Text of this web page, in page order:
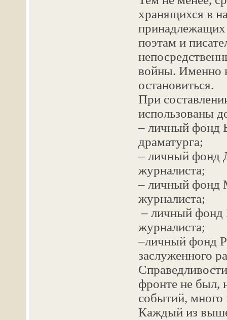
хранящихся в
принадлежащих
поэтам и
войны. Именно
остановиться.
При
использованы
– личный фонд
драматурга;
– личный фонд
журналиста;
– личный фонд
журналиста;
– личный фонд
журналиста;
–личный фонд
заслуженного
фронте не был,
событий, много
Каждый из